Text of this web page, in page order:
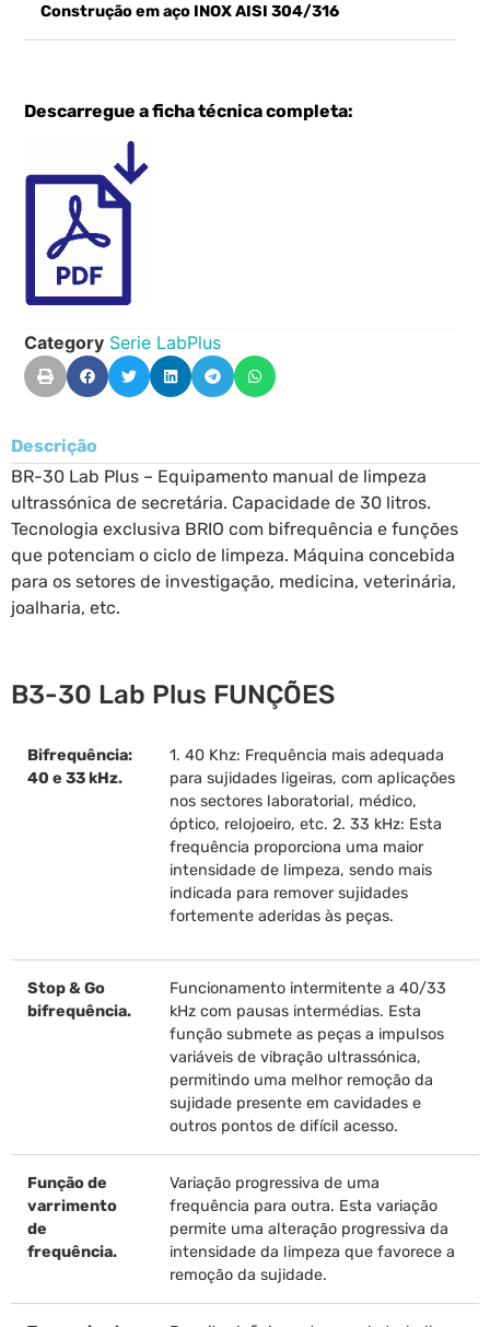
Construção em aço INOX AISI 304/316
Descarregue a ficha técnica completa:
Category Serie LabPlus
Descrição
BR-30 Lab Plus – Equipamento manual de limpeza
ultrassónica de secretária. Capacidade de 30 litros.
Tecnologia exclusiva BRIO com bifrequência e funções
que potenciam o ciclo de limpeza. Máquina concebida
para os setores de investigação, medicina, veterinária,
joalharia, etc.
B3-30 Lab Plus FUNÇÕES
Bifrequência:
40 e 33 kHz.
1. 40 Khz: Frequência mais adequada
para sujidades ligeiras, com aplicações
nos sectores laboratorial, médico,
óptico, relojoeiro, etc. 2. 33 kHz: Esta
frequência proporciona uma maior
intensidade de limpeza, sendo mais
indicada para remover sujidades
fortemente aderidas às peças.
Stop & Go
bifrequência.
Funcionamento intermitente a 40/33
kHz com pausas intermédias. Esta
função submete as peças a impulsos
variáveis de vibração ultrassónica,
permitindo uma melhor remoção da
sujidade presente em cavidades e
outros pontos de difícil acesso.
Função de
varrimento
de
frequência.
Variação progressiva de uma
frequência para outra. Esta variação
permite uma alteração progressiva da
intensidade da limpeza que favorece a
remoção da sujidade.